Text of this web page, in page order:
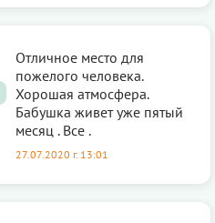
Отличное место для
пожелого человека.
Хорошая атмосфера.
Бабушка живет уже пятый
месяц . Все .
27.07.2020 г. 13:01